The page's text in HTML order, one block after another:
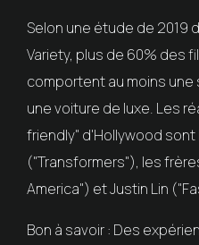
Selon une étude de 2019
Variety, plus de 60% des
comportent au moins
une voiture de luxe. Les
friendly" d'Hollywood sont
("Transformers"), les
America") et Justin Lin
Bon à savoir : Des